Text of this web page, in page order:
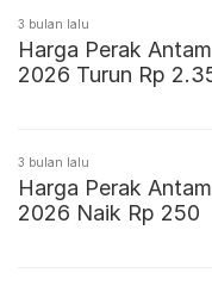
3 bulan lalu
Harga Perak
2026 Turun Rp
3 bulan lalu
Harga Perak
2026 Naik Rp 250